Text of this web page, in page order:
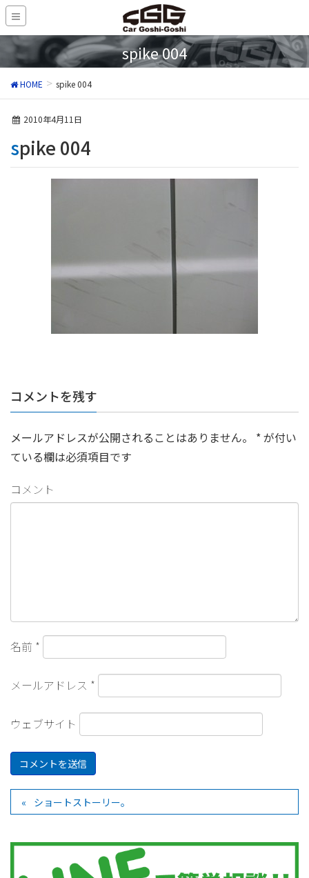
spike 004
HOME spike 004
2010年4月11日
spike 004
コメントを残す
メールアドレスが公開されることはありません。 *が付い
ている欄は必須項目です
コメント
名前 *
メールアドレス *
ウェブサイト
ショートストーリー。